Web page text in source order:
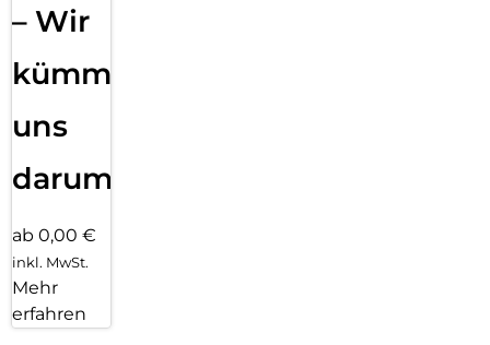
– Wir
kümmern
uns
darum!
ab 0,00 €
inkl. MwSt.
Mehr
erfahren